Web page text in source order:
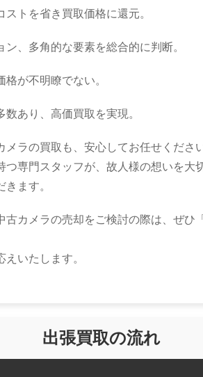
トを省き買取価格に還元。
ン、多角的な要素を総合的に判断。
が不明瞭でない。
あり、高価買取を実現。
ラの買取も、安心してお任せください
つ専門スタッフが、故人様の想いを大
ます。
古カメラの売却をご検討の際は、ぜひ
いたします。
出張買取の流れ